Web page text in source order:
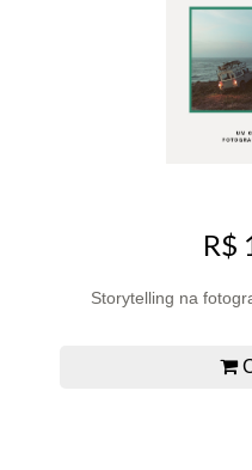
R$
Storytelling na